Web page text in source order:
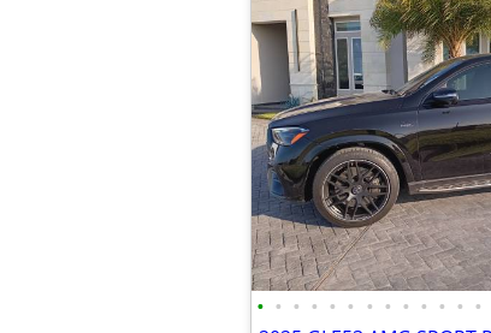
• • • • • • • • • • • • •